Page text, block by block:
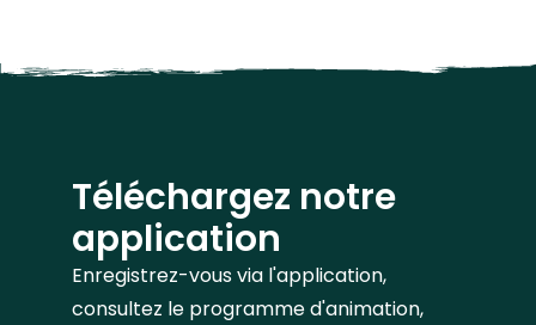
Téléchargez notre
application
Enregistrez-vous via l'application,
consultez le programme d'animation,